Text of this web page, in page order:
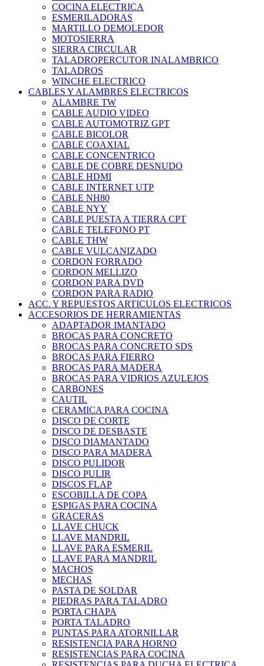
COCINA ELECTRICA
ESMERILADORAS
MARTILLO DEMOLEDOR
MOTOSIERRA
SIERRA CIRCULAR
TALADROPERCUTOR INALAMBRICO
TALADROS
WINCHE ELECTRICO
CABLES Y ALAMBRES ELECTRICOS
ALAMBRE TW
CABLE AUDIO VIDEO
CABLE AUTOMOTRIZ GPT
CABLE BICOLOR
CABLE COAXIAL
CABLE CONCENTRICO
CABLE DE COBRE DESNUDO
CABLE HDMI
CABLE INTERNET UTP
CABLE NH80
CABLE NYY
CABLE PUESTA A TIERRA CPT
CABLE TELEFONO PT
CABLE THW
CABLE VULCANIZADO
CORDON FORRADO
CORDON MELLIZO
CORDON PARA DVD
CORDON PARA RADIO
ACC. Y REPUESTOS ARTICULOS ELECTRICOS
ACCESORIOS DE HERRAMIENTAS
ADAPTADOR IMANTADO
BROCAS PARA CONCRETO
BROCAS PARA CONCRETO SDS
BROCAS PARA FIERRO
BROCAS PARA MADERA
BROCAS PARA VIDRIOS AZULEJOS
CARBONES
CAUTIL
CERAMICA PARA COCINA
DISCO DE CORTE
DISCO DE DESBASTE
DISCO DIAMANTADO
DISCO PARA MADERA
DISCO PULIDOR
DISCO PULIR
DISCOS FLAP
ESCOBILLA DE COPA
ESPIGAS PARA COCINA
GRACERAS
LLAVE CHUCK
LLAVE MANDRIL
LLAVE PARA ESMERIL
LLAVE PARA MANDRIL
MACHOS
MECHAS
PASTA DE SOLDAR
PIEDRAS PARA TALADRO
PORTA CHAPA
PORTA TALADRO
PUNTAS PARA ATORNILLAR
RESISTENCIA PARA HORNO
RESISTENCIAS PARA COCINA